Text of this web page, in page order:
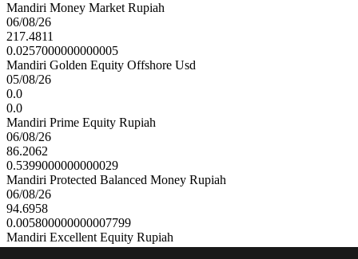
Mandiri Money Market Rupiah
06/08/26
217.4811
0.0257000000000005
Mandiri Golden Equity Offshore Usd
05/08/26
0.0
0.0
Mandiri Prime Equity Rupiah
06/08/26
86.2062
0.5399000000000029
Mandiri Protected Balanced Money Rupiah
06/08/26
94.6958
0.005800000000007799
Mandiri Excellent Equity Rupiah
06/08/26